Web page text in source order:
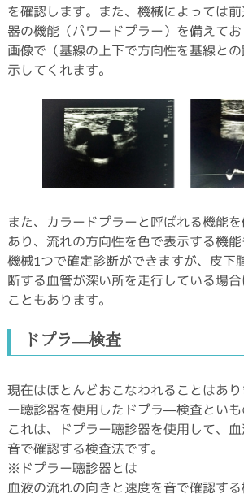
を確認します。また、機械によっては
器の機能（パワードプラー）を備えて
画像で（基線の上下で方向性を基線と
示してくれます。
また、カラードプラーと呼ばれる機能
あり、流れの方向性を色で表示する機
機械1つで確定診断ができますが、皮下
断する血管が深い所を走行している場
こともあります。
ドプラ―検査
現在はほとんどおこなわれることはあ
ー聴診器を使用したドプラ―検査といも
これは、ドプラー聴診器を使用して、
音で確認する検査法です。
※ドプラー聴診器とは
血液の流れの向きと速度を音で確認す